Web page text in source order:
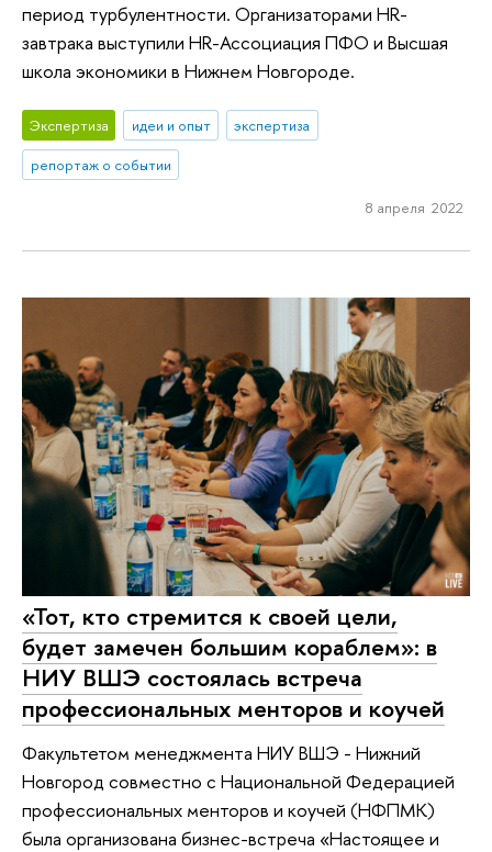
период турбулентности. Организаторами HR-
завтрака выступили HR-Ассоциация ПФО и Высшая
школа экономики в Нижнем Новгороде.
Экспертиза идеи и опыт
экспертиза
репортаж о событии
8 апреля 2022
«Тот, кто стремится к своей цели,
будет замечен большим кораблем»: в
НИУ ВШЭ состоялась встреча
профессиональных менторов и коучей
Факультетом менеджмента НИУ ВШЭ - Нижний
Новгород совместно с Национальной Федерацией
профессиональных менторов и коучей (НФПМК)
была организована бизнес-встреча «Настоящее и